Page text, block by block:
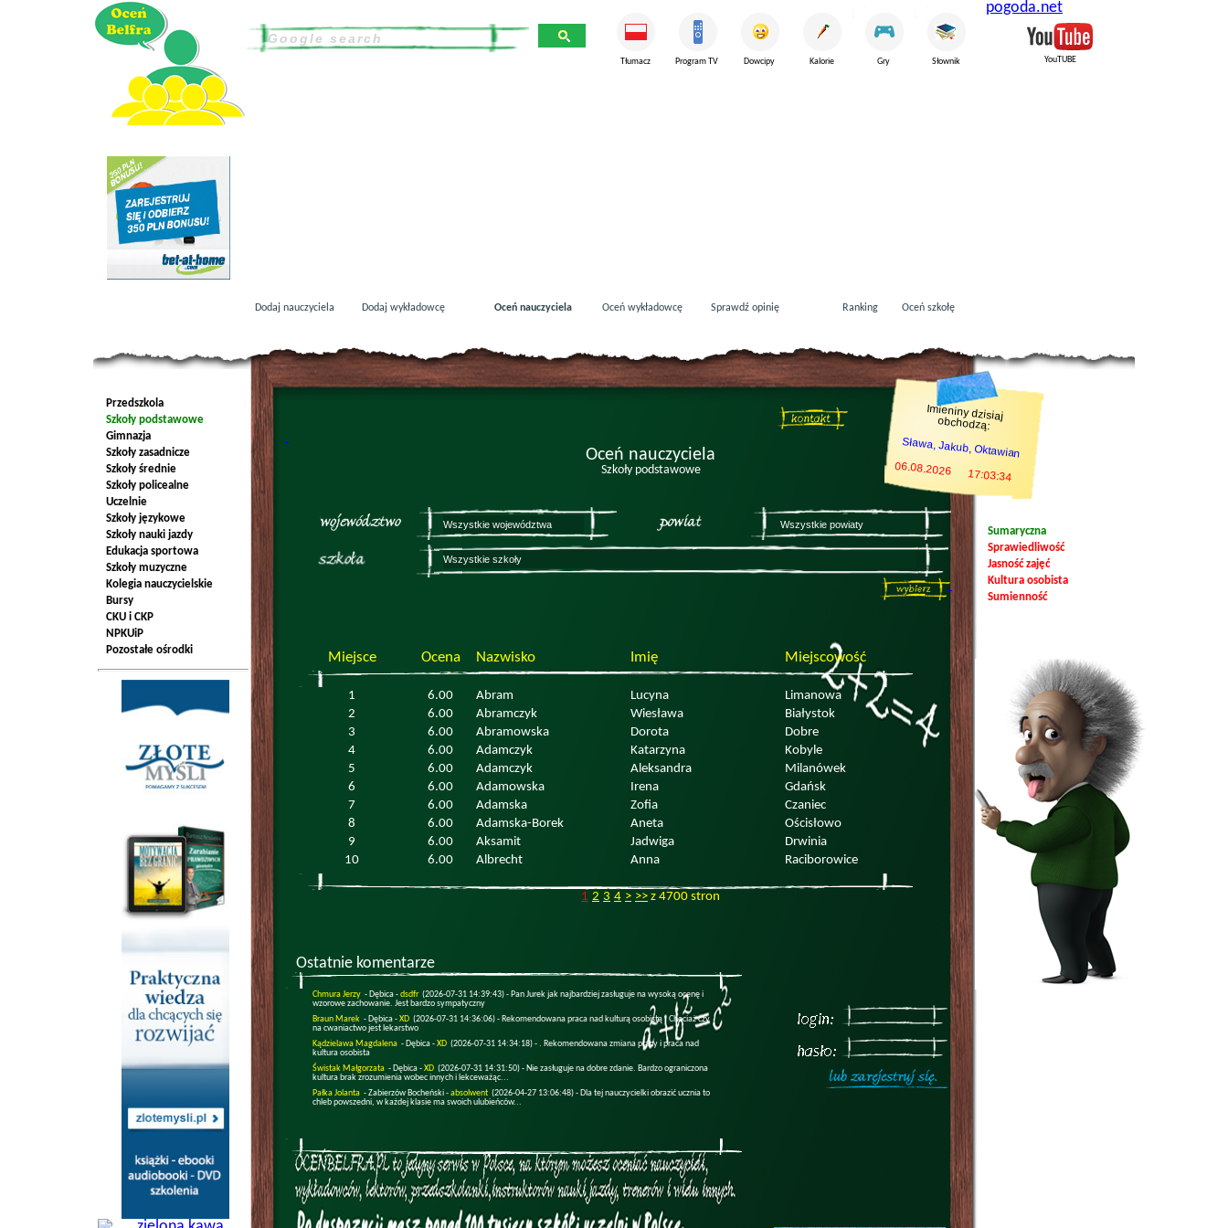
Tłumacz Program TV Dowcipy Kalorie Gry Słownik
Dodaj nauczyciela Dodaj wykładowcę Oceń nauczyciela Oceń wykładowcę Sprawdź opinię Ranking Oceń szkołę
pogoda.net
YouTUBE
Oceń nauczyciela
Szkoły podstawowe
Miejsce Ocena Nazwisko Imię Miejscowość
1 6.00 Abram Lucyna
Limanowa
2
6.00 Abramczyk Wiesława
Białystok
3
6.00 Abramowska Dorota
Dobre
4
6.00 Adamczyk Katarzyna
Kobyle
5
6.00 Adamczyk Aleksandra
Milanówek
6
6.00 Adamowska Irena
Gdańsk
7
6.00 Adamska Zofia
Czaniec
8
6.00 Adamska-Borek Aneta
Ościsłowo
9
6.00 Aksamit Jadwiga
Drwinia
10
6.00 Albrecht Anna Raciborowice
1 2 3 4 > >> z 4700 stron
Ostatnie komentarze
Chmura Jerzy - Dębica -dsdfr (2026-07-31 14:39:43) - Pan Jurek jak najbardziej zasługuje na wysoką ocenę i
wzorowe zachowanie. Jest bardzo sympatyczny
Braun Marek - Dębica -XD (2026-07-31 14:36:06) - Rekomendowana praca nad kulturą osobistą . Chociaż czy
na cwaniactwo jest lekarstwo
Kądzielawa Magdalena - Dębica -XD (2026-07-31 14:34:18) -. Rekomendowana zmiana pracy i praca nad
kultura osobista
Świstak Małgorzata - Dębica -XD (2026-07-31 14:31:50) - Nie zasługuje na dobre zdanie. Bardzo ograniczona
kultura brak zrozumienia wobec innych i lekceważąc...
Pałka Jolanta - Zabierzów Bocheński -absolwent (2026-04-27 13:06:48) - Dla tej nauczycielki obrazić ucznia to
chleb powszedni, w każdej klasie ma swoich ulubieńców...
Sumaryczna
Sprawiedliwość
Jasność zajęć
Kultura osobista
Sumienność
Imieniny dzisiaj
obchodzą:
Sława, Jakub, Oktawian
06.08.2026 17:03:35
Przedszkola
Szkoły podstawowe
Gimnazja
Szkoły zasadnicze
Szkoły średnie
Szkoły policealne
Uczelnie
Szkoły językowe
Szkoły nauki jazdy
Edukacja sportowa
Szkoły muzyczne
Kolegia nauczycielskie
Bursy
CKU i CKP
NPKUiP
Pozostałe ośrodki